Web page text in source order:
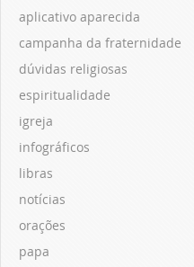
aplicativo aparecida
campanha da fraternidade
dúvidas religiosas
espiritualidade
igreja
infográficos
libras
notícias
orações
papa